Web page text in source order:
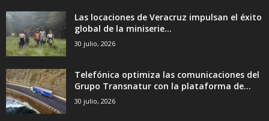
Las locaciones de Veracruz impulsan el éxito
global de la miniserie...
30 julio, 2026
Telefónica optimiza las comunicaciones del
Grupo Transnatur con la plataforma de...
30 julio, 2026